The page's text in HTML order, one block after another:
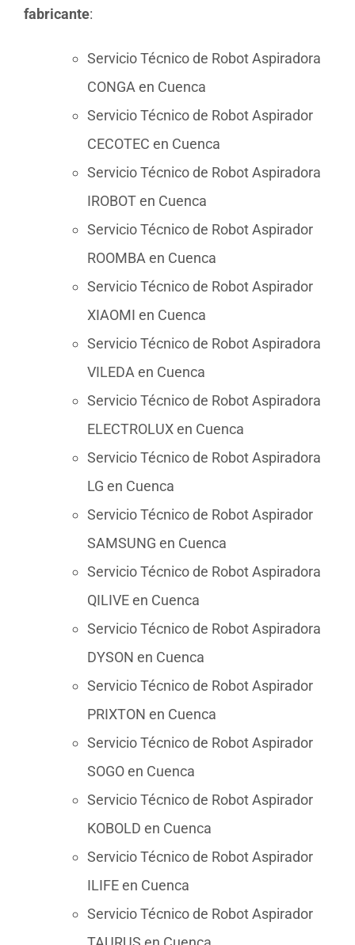
fabricante:
Servicio Técnico de Robot Aspiradora
CONGA en Cuenca
Servicio Técnico de Robot Aspirador
CECOTEC en Cuenca
Servicio Técnico de Robot Aspiradora
IROBOT en Cuenca
Servicio Técnico de Robot Aspirador
ROOMBA en Cuenca
Servicio Técnico de Robot Aspirador
XIAOMI en Cuenca
Servicio Técnico de Robot Aspiradora
VILEDA en Cuenca
Servicio Técnico de Robot Aspiradora
ELECTROLUX en Cuenca
Servicio Técnico de Robot Aspiradora
LG en Cuenca
Servicio Técnico de Robot Aspirador
SAMSUNG en Cuenca
Servicio Técnico de Robot Aspiradora
QILIVE en Cuenca
Servicio Técnico de Robot Aspiradora
DYSON en Cuenca
Servicio Técnico de Robot Aspirador
PRIXTON en Cuenca
Servicio Técnico de Robot Aspirador
SOGO en Cuenca
Servicio Técnico de Robot Aspirador
KOBOLD en Cuenca
Servicio Técnico de Robot Aspirador
ILIFE en Cuenca
Servicio Técnico de Robot Aspirador